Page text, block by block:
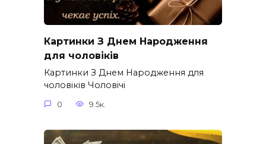
Картинки З Днем Народження
для чоловіків​
Картинки З Днем Народження для
чоловіків​ Чоловічі
0 9.5к.